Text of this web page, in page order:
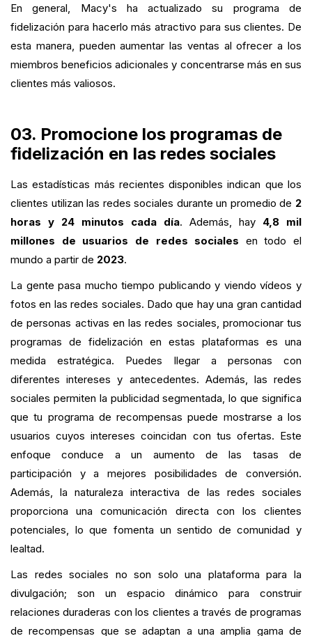
En general, Macy's ha actualizado su programa de
fidelización para hacerlo más atractivo para sus clientes. De
esta manera, pueden aumentar las ventas al ofrecer a los
miembros beneficios adicionales y concentrarse más en sus
clientes más valiosos.
03. Promocione los programas de
fidelización en las redes sociales
Las estadísticas más recientes disponibles indican que los
clientes utilizan las redes sociales durante un promedio de 2
horas y 24 minutos cada día. Además, hay 4,8 mil
millones de usuarios de redes sociales en todo el
mundo a partir de 2023.
La gente pasa mucho tiempo publicando y viendo vídeos y
fotos en las redes sociales. Dado que hay una gran cantidad
de personas activas en las redes sociales, promocionar tus
programas de fidelización en estas plataformas es una
medida estratégica. Puedes llegar a personas con
diferentes intereses y antecedentes. Además, las redes
sociales permiten la publicidad segmentada, lo que significa
que tu programa de recompensas puede mostrarse a los
usuarios cuyos intereses coincidan con tus ofertas. Este
enfoque conduce a un aumento de las tasas de
participación y a mejores posibilidades de conversión.
Además, la naturaleza interactiva de las redes sociales
proporciona una comunicación directa con los clientes
potenciales, lo que fomenta un sentido de comunidad y
lealtad.
Las redes sociales no son solo una plataforma para la
divulgación; son un espacio dinámico para construir
relaciones duraderas con los clientes a través de programas
de recompensas que se adaptan a una amplia gama de